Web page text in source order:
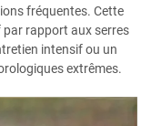
fréquentes. Cette
rapport aux serres
intensif ou un
extrêmes.